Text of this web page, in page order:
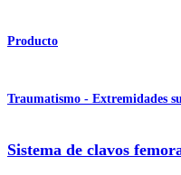
Producto
Traumatismo - Extremidades
Sistema de clavos